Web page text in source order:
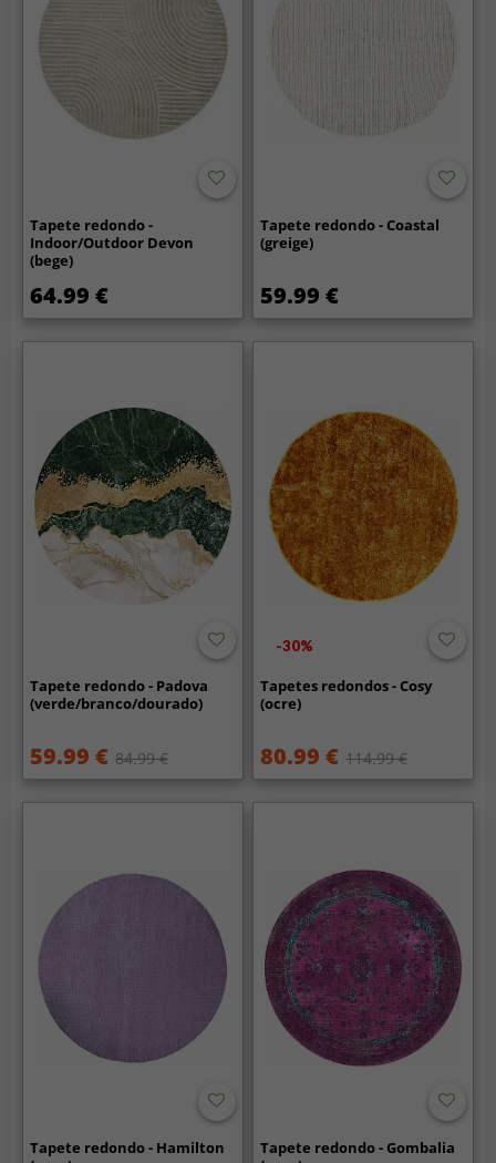
Tapete redondo -
Indoor/Outdoor Devon
(bege)
64.99 €
Tapete redondo - Coastal
(greige)
59.99 €
Tapete redondo - Padova
(verde/branco/dourado)
59.99 € 84.99 €
-30%
Tapetes redondos - Cosy
(ocre)
80.99 € 114.99 €
Tapete redondo - Hamilton
Tapete redondo - Gombalia